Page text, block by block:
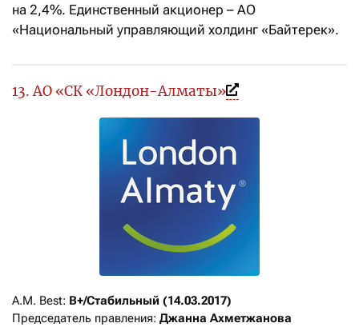
на 2,4%. Единственный акционер – АО
«Национальный управляющий холдинг «Байтерек».
13. АО «СК «Лондон-Алматы»
A.M. Best: B+/Стабильный (14.03.2017)
Председатель правления: Джанна Ахметжанова